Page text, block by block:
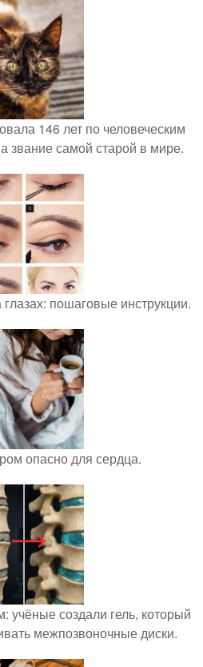
146 лет по человеческим
звание самой старой в мире.
глазах: пошаговые инструкции.
опасно для сердца.
учёные создали гель, который
межпозвоночные диски.